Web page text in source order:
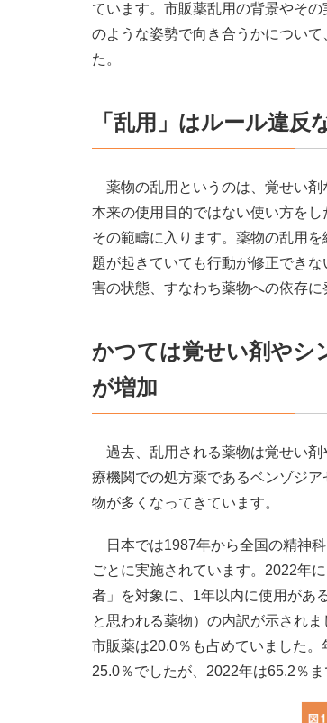
ています。市販薬乱用の背景やそ
のような姿勢で向き合うかについ
た。
「乱用」はルール違
薬物の乱用というのは、覚せい剤
本来の使用目的ではない使い方を
その範疇に入ります。薬物の乱用
題が起きていても行動が修正でき
害の状態、すなわち薬物への依存に
かつては覚せい剤や
が増加
過去、乱用される薬物は覚せい剤
療機関での処方薬であるベンゾジ
物が多くなってきています。
日本では1987年から全国の精神
ごとに実施されています。2022年
者」を対象に、1年以内に使用があ
と思われる薬物）の内訳が示され
市販薬は20.0％も占めていました
25.0％でしたが、2022年は65.2％